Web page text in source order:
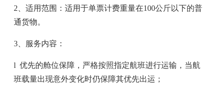
2 、适用范围：适用于单票计费重量在100公斤以下的普
通货物。
3 、服务内容：
l 优先的舱位保障，严格按照指定航班进行运输，当航
班载量出现意外变化时仍保障其优先出运；